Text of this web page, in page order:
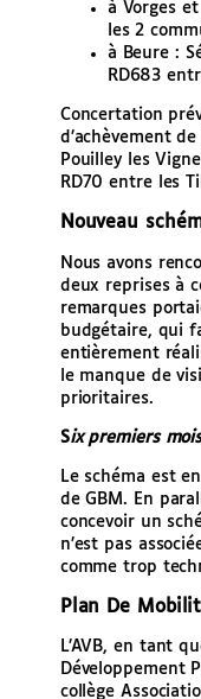
à Vorges
les 2
à Beure :
RD683
Concertation
d’achèvement
Pouilley les
RD70 entre les
Nouveau
Nous avons
deux reprises à
remarques
budgétaire, qui
entièrement
le manque de
prioritaires.
Six premiers
Le schéma est
de GBM. En
concevoir un
n’est pas
comme trop
Plan De
L’AVB, en tant
Développement
collège